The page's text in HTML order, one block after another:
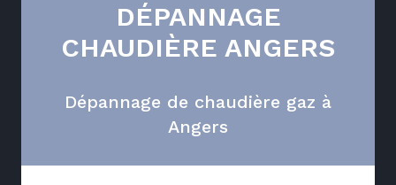
DÉPANNAGE
CHAUDIÈRE ANGERS
Dépannage de chaudière gaz à
Angers